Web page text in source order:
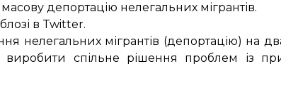
депортацію нелегальних мігрантів.
в Twitter.
нелегальних мігрантів (депортацію) на
виробити спільне рішення проблем із